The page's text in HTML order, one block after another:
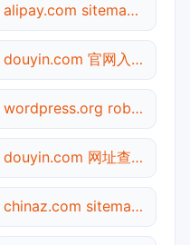
alipay.com sitemap.xml检测
douyin.com 官网入口
wordpress.org robots.txt检测
douyin.com 网址查询
chinaz.com sitemap.xml检测